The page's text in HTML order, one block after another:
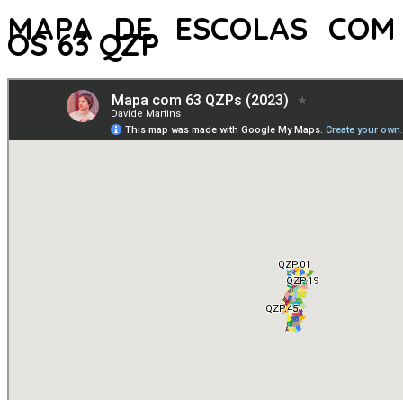
MAPA DE ESCOLAS COM
OS 63 QZP